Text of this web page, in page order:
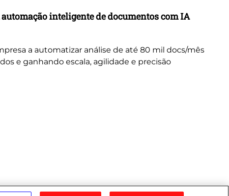
inteligente de documentos com IA
a automatizar análise de até 80 mil docs/mês
e ganhando escala, agilidade e precisão